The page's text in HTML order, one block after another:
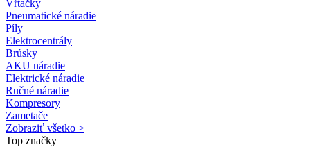
Vŕtačky
Pneumatické náradie
Píly
Elektrocentrály
Brúsky
AKU náradie
Elektrické náradie
Ručné náradie
Kompresory
Zametače
Zobraziť všetko >
Top značky